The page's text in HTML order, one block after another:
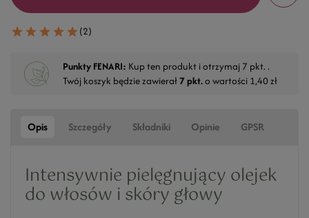
(2)
Punkty FENARI: Kup ten produkt i otrzymaj 7 pkt. .
Twój koszyk będzie zawierał7 pkt.o wartości 1,40 zł
Opis Szczegóły Składniki Opinie GPSR
Intensywnie pielęgnujący olejek
do włosów i skóry głowy